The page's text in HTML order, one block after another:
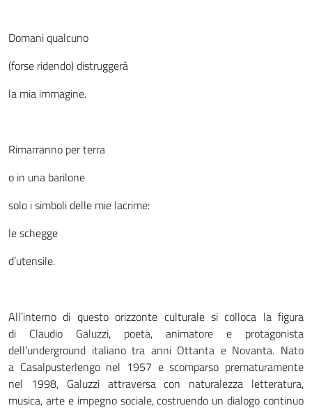
Domani qualcuno
(forse ridendo) distruggerà
la mia immagine.
Rimarranno per terra
o in una barilone
solo i simboli delle mie lacrime:
le schegge
d’utensile.
All’interno di questo orizzonte culturale si colloca la figura
di Claudio Galuzzi, poeta, animatore e protagonista
dell’underground italiano tra anni Ottanta e Novanta. Nato
a Casalpusterlengo nel 1957 e scomparso prematuramente
nel 1998, Galuzzi attraversa con naturalezza letteratura,
musica, arte e impegno sociale, costruendo un dialogo continuo